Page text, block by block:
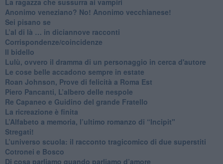
​Anonimo veneziano? No! Anonimo vecchianese!
​Sei pisano se
​L’al di là … in diciannove racconti
Corrispondenze/coincidenze
Il bidello
Lulù, ovvero il dramma di un personaggio in cerca d'autore
Le cose belle accadono sempre in estate
Roan Johnson, Prove di felicità a Roma Est
Piero Pancanti, L’albero delle nespole
Re Capaneo e Guidino del grande Fratello
La ricreazione è finita
​L’Alfabeto a memoria, l’ultimo romanzo di “Incipit"
​Stregati!
L’universo scuola: il racconto tragicomico di due superstiti
Cotronei e Bosco
Di cosa parliamo quando parliamo d’amore